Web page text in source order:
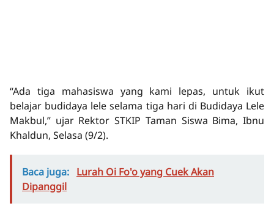
“Ada tiga mahasiswa yang kami lepas, untuk ikut
belajar budidaya lele selama tiga hari di Budidaya Lele
Makbul,” ujar Rektor STKIP Taman Siswa Bima, Ibnu
Khaldun, Selasa (9/2).
Baca juga: Lurah Oi Fo'o yang Cuek Akan
Dipanggil